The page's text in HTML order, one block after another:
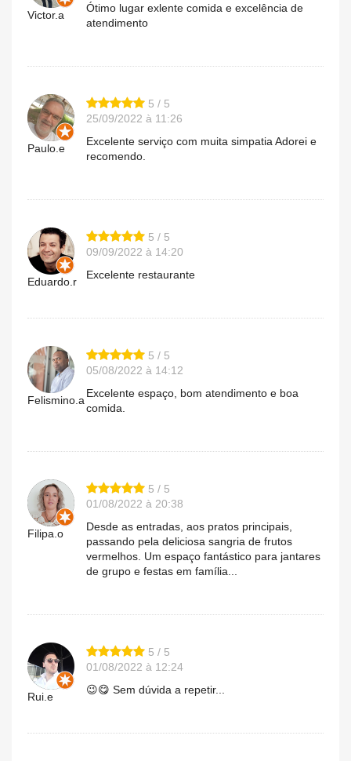
Victor.a
Ótimo lugar exlente comida e excelência de
atendimento
Paulo.e
5 / 5
25/09/2022 à 11:26
Excelente serviço com muita simpatia Adorei e
recomendo.
Eduardo.r
5 / 5
09/09/2022 à 14:20
Excelente restaurante
Felismino.a
5 / 5
05/08/2022 à 14:12
Excelente espaço, bom atendimento e boa
comida.
Filipa.o
5 / 5
01/08/2022 à 20:38
Desde as entradas, aos pratos principais,
passando pela deliciosa sangria de frutos
vermelhos. Um espaço fantástico para jantares
de grupo e festas em família...
Rui.e
5 / 5
01/08/2022 à 12:24
😉😋 Sem dúvida a repetir...